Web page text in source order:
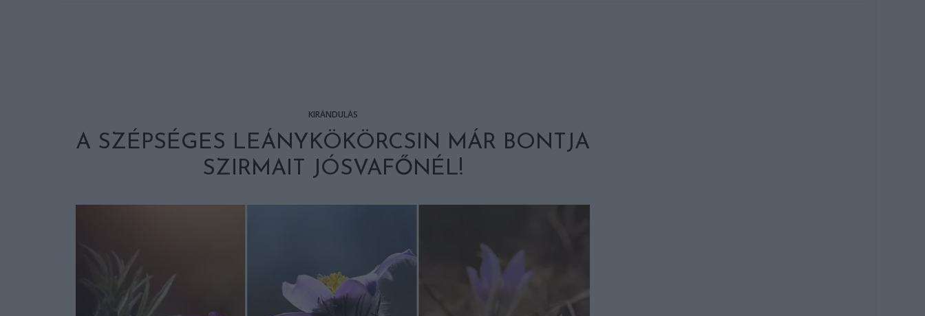
KIRÁNDULÁS
A SZÉPSÉGES LEÁNYKÖKÖRCSIN MÁR BONTJA
SZIRMAIT JÓSVAFŐNÉL!